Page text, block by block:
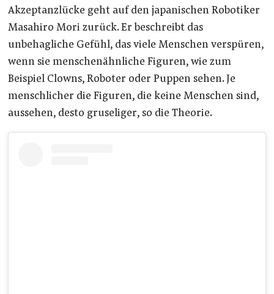
Akzeptanzlücke geht auf den japanischen Robotiker
Masahiro Mori zurück. Er beschreibt das
unbehagliche Gefühl, das viele Menschen verspüren,
wenn sie menschenähnliche Figuren, wie zum
Beispiel Clowns, Roboter oder Puppen sehen. Je
menschlicher die Figuren, die keine Menschen sind,
aussehen, desto gruseliger, so die Theorie.